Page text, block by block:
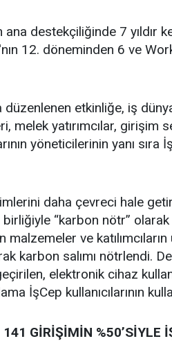
ana destekçiliğinde 7 yıldır
12. döneminden 6 ve
düzenlenen etkinliğe, iş
melek yatırımcılar, girişim
yöneticilerinin yanı sıra
daha çevreci hale
birliğiyle “karbon nötr”
malzemeler ve
karbon salımı nötrlendi.
elektronik cihaz
İşCep kullanıcılarının
GİRİŞİMİN %50’SİYLE